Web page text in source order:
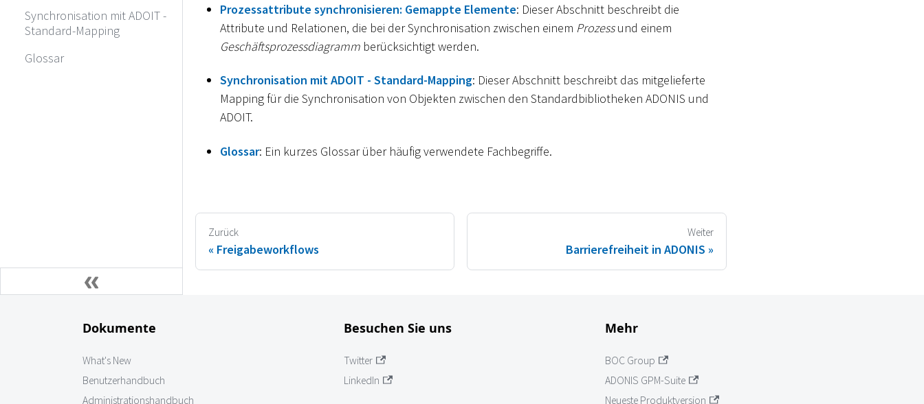
Synchronisation mit ADOIT -
Standard-Mapping
Glossar
Prozessattribute synchronisieren: Gemappte Elemente: Dieser Abschnitt beschreibt die
Attribute und Relationen, die bei der Synchronisation zwischen einem Prozessund einem
Geschäftsprozessdiagramm berücksichtigt werden.
Synchronisation mit ADOIT - Standard-Mapping: Dieser Abschnitt beschreibt das mitgelieferte
Mapping für die Synchronisation von Objekten zwischen den Standardbibliotheken ADONIS und
ADOIT.
Glossar: Ein kurzes Glossar über häufig verwendete Fachbegriffe.
Zurück
Freigabeworkflows
Weiter
Barrierefreiheit in ADONIS
Dokumente
What's New
Benutzerhandbuch
Administrationshandbuch
Besuchen Sie uns
Twitter
LinkedIn
Mehr
BOC Group
ADONIS GPM-Suite
Neueste Produktversion